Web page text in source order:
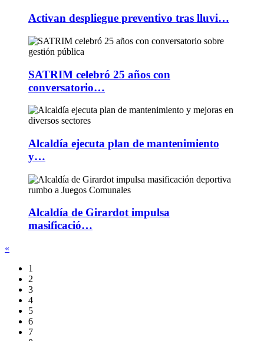
Activan despliegue preventivo tras lluvi…
SATRIM celebró 25 años con
conversatorio…
Alcaldía ejecuta plan de mantenimiento
y…
Alcaldía de Girardot impulsa
masificació…
«
1
2
3
4
5
6
7